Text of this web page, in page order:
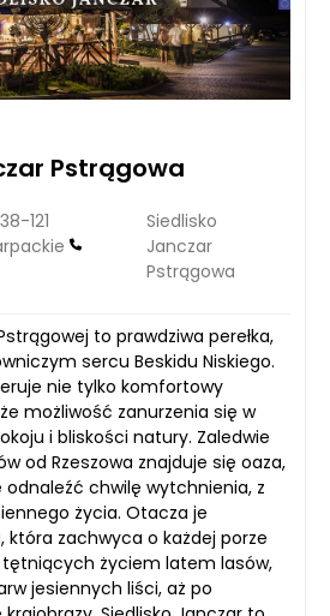
Pstrągowa
121
Siedlisko
Janczar
Pstrągowa
to prawdziwa perełka,
sercu Beskidu Niskiego.
nie tylko komfortowy
możliwość zanurzenia się w
i bliskości natury. Zaledwie
od Rzeszowa znajduje się oaza,
chwilę wytchnienia, z
życia. Otacza je
która zachwyca o każdej porze
tętniących życiem latem lasów,
jesiennych liści, aż po